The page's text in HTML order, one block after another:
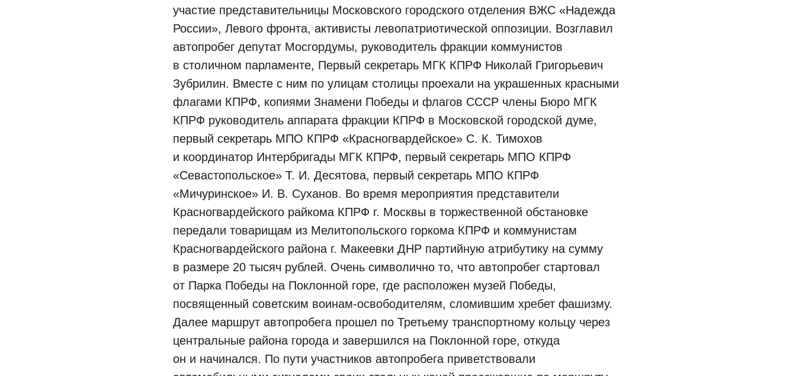
участие представительницы Московского городского отделения ВЖС «Надежда
России», Левого фронта, активисты левопатриотической оппозиции. Возглавил
автопробег депутат Мосгордумы, руководитель фракции коммунистов
в столичном парламенте, Первый секретарь МГК КПРФ Николай Григорьевич
Зубрилин. Вместе с ним по улицам столицы проехали на украшенных красными
флагами КПРФ, копиями Знамени Победы и флагов СССР члены Бюро МГК
КПРФ руководитель аппарата фракции КПРФ в Московской городской думе,
первый секретарь МПО КПРФ «Красногвардейское» С. К. Тимохов
и координатор Интербригады МГК КПРФ, первый секретарь МПО КПРФ
«Севастопольское» Т. И. Десятова, первый секретарь МПО КПРФ
«Мичуринское» И. В. Суханов. Во время мероприятия представители
Красногвардейского райкома КПРФ г. Москвы в торжественной обстановке
передали товарищам из Мелитопольского горкома КПРФ и коммунистам
Красногвардейского района г. Макеевки ДНР партийную атрибутику на сумму
в размере 20 тысяч рублей. Очень символично то, что автопробег стартовал
от Парка Победы на Поклонной горе, где расположен музей Победы,
посвященный советским воинам-освободителям, сломившим хребет фашизму.
Далее маршрут автопробега прошел по Третьему транспортному кольцу через
центральные района города и завершился на Поклонной горе, откуда
он и начинался. По пути участников автопробега приветствовали